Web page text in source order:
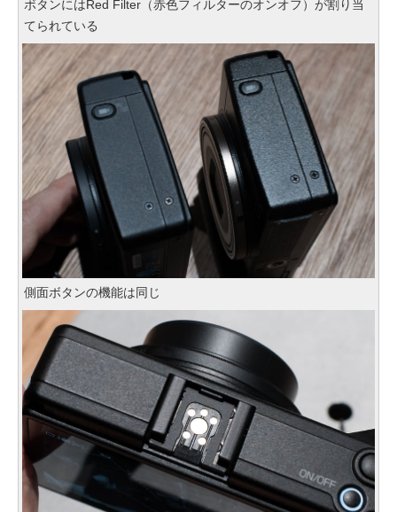
ボタンにはRed Filter（赤色フィルターのオンオフ）が割り当
てられている
側面ボタンの機能は同じ